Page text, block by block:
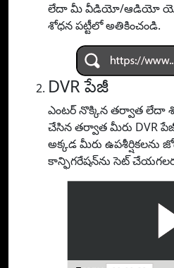
లేదా మీ వీడియో/ఆడియో
శోధన పట్టీలో అతికించండి.
DVR పేజీ
ఎంటర్ నొక్కిన తర్వాత లేదా
చేసిన తర్వాత మీరు DVR
అక్కడ మీరు
కాన్ఫిగరేషన్‌ను సెట్